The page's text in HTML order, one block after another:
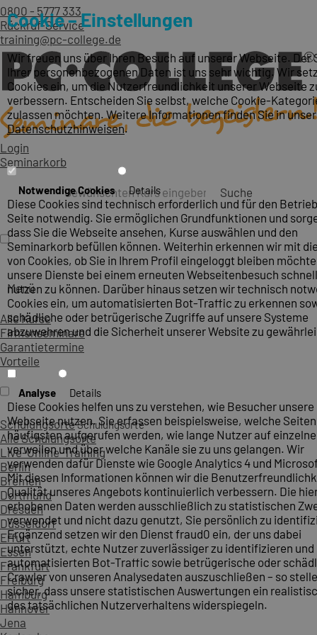
0800 - 5777 333
Rückruf-Service
training@pc-college.de
Login
Seminarkorb
Suche
Menü
Alle Kurse
Firmenseminare
Garantietermine
Vorteile
SchulungsorteSchulungsorte
Alle Schulungsorte
Live-Online-Training
Berlin
Bremen
Dortmund
Dresden
Düsseldorf
Erfurt
Essen
Frankfurt
Freiburg
Hamburg
Hannover
Jena
Cookie – Einstellungen
Wir freuen uns über Ihren Besuch auf unserer Webseite. Der
Ihrer personenbezogenen Daten ist uns sehr wichtig. Wir
Cookies ein, um die Nutzerfreundlichkeit unserer Webseite
verbessern. Entscheiden Sie selbst, welche Cookie-
zulassen möchten. Weitere Informationen finden Sie in
Datenschutzhinweisen.
Notwendige Cookies Details
Diese Cookies sind technisch erforderlich und für den
Seite notwendig. Sie ermöglichen Grundfunktionen und
dass Sie die Webseite ansehen, Kurse auswählen und den
Seminarkorb befüllen können. Weiterhin erkennen wir mit
von Cookies, ob Sie in Ihrem Profil eingeloggt bleiben
unsere Dienste bei einem erneuten Webseitenbesuch
nutzen zu können. Darüber hinaus setzen wir technisch
Cookies ein, um automatisierten Bot-Traffic zu erkennen
schädliche oder betrügerische Zugriffe auf unsere Systeme
abzuwehren und die Sicherheit unserer Website zu
Analyse Details
Diese Cookies helfen uns zu verstehen, wie Besucher unsere
Webseite nutzen. Sie erfassen beispielsweise, welche
häufigsten aufgerufen werden, wie lange Nutzer auf
verweilen und über welche Kanäle sie zu uns gelangen. Wir
verwenden dafür Dienste wie Google Analytics 4 und
Mit diesen Informationen können wir die
Qualität unseres Angebots kontinuierlich verbessern. Die
erhobenen Daten werden ausschließlich zu statistischen
verwendet und nicht dazu genutzt, Sie persönlich zu
Ergänzend setzen wir den Dienst fraud0 ein, der uns dabei
unterstützt, echte Nutzer zuverlässiger zu identifizieren und
automatisierten Bot-Traffic sowie betrügerische oder
Crawler von unseren Analysedaten auszuschließen – so
sicher, dass unsere statistischen Auswertungen ein
des tatsächlichen Nutzerverhaltens widerspiegeln.